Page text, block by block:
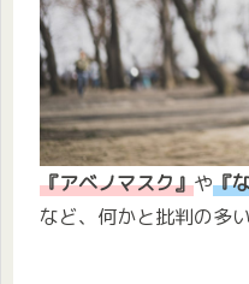
『アベノマスク』や『
など、何かと批判の多